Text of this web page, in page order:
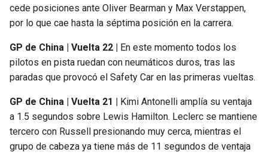
cede posiciones ante Oliver Bearman y Max Verstappen,
por lo que cae hasta la séptima posición en la carrera.
GP de China | Vuelta 22 |
En este momento todos los
pilotos en pista ruedan con neumáticos duros, tras las
paradas que provocó el Safety Car en las primeras vueltas.
GP de China | Vuelta 21 |
Kimi Antonelli amplía su ventaja
a 1.5 segundos sobre Lewis Hamilton. Leclerc se mantiene
tercero con Russell presionando muy cerca, mientras el
grupo de cabeza ya tiene más de 11 segundos de ventaja